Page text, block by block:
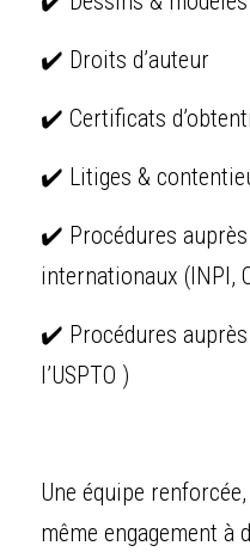
✔️ Droits d’auteur
✔️ Certificats
✔️ Litiges &
✔️ Procédures
internationaux (INPI,
✔️ Procédures auprès
l’USPTO )
Une équipe
même engagement à